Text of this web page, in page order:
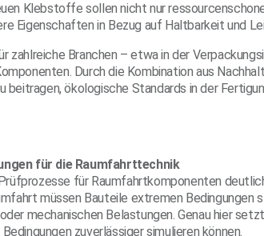
Klebstoffe sollen nicht nur
Eigenschaften in Bezug auf Haltbarkeit und
Branchen – etwa in der
Durch die Kombination aus
beitragen, ökologische Standards in der
für die Raumfahrttechnik
für Raumfahrtkomponenten
müssen Bauteile extremen Bedingungen
mechanischen Belastungen. Genau hier
zuverlässiger simulieren können.